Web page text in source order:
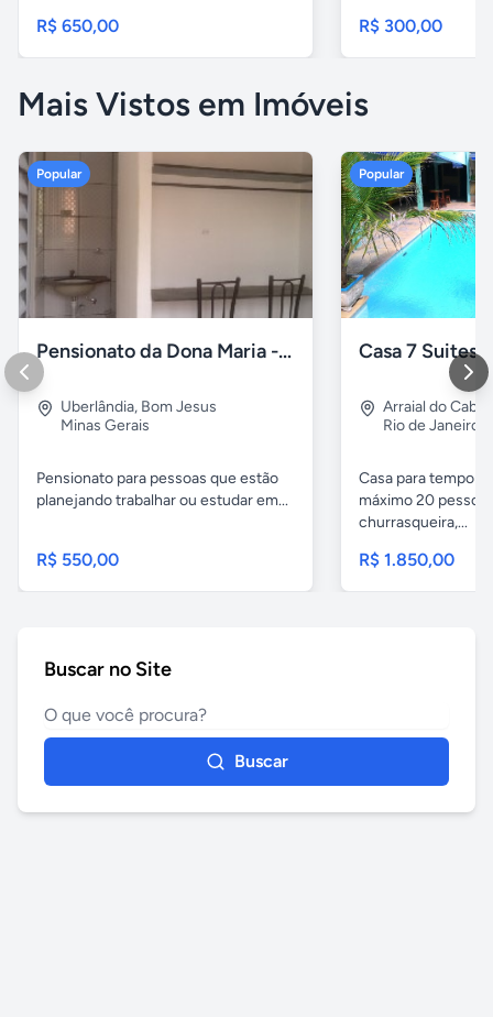
R$ 650,00 R$ 300,00
Mais Vistos em Imóveis
Popular
Pensionato da Dona Maria - Uberlândia/MG
Uberlândia, Bom Jesus
Minas Gerais
Pensionato para pessoas que estão
planejando trabalhar ou estudar em...
R$ 550,00
Popular
Arraial do Cabo
Rio de Janeiro
Casa para
máximo 20
churrasqueira,...
R$ 1.850,00
Buscar no Site
Buscar